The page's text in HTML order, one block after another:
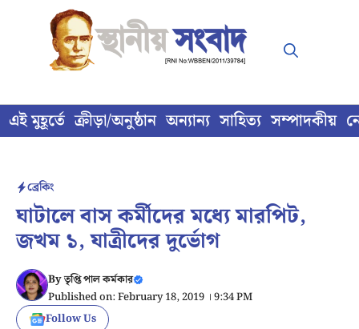
content
এই মুহূর্তে ক্রীড়া/অনুষ্ঠান অন্যান্য সাহিত্য সম্পাদকীয়
ব্রেকিং
ঘাটালে বাস কর্মীদের মধ্যে মারপিট,
জখম ১, যাত্রীদের দুর্ভোগ
Byতৃপ্তি পাল কর্মকার
Published on: February 18, 2019 । 9:34 PM
Follow Us